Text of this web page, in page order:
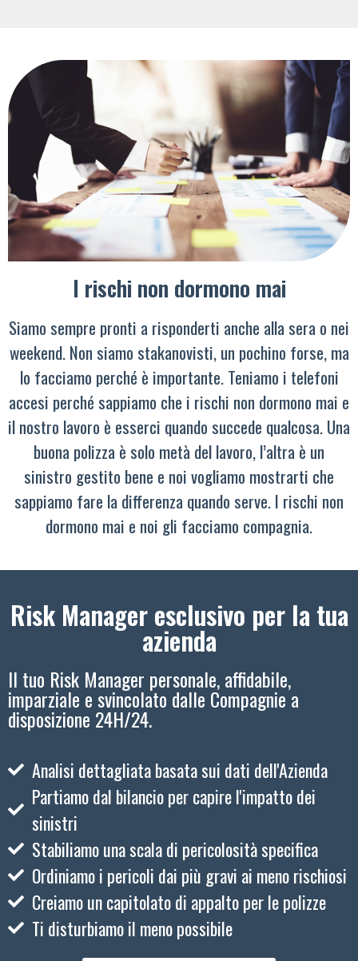
I rischi non dormono mai
Siamo sempre pronti a risponderti anche alla sera o nei
weekend. Non siamo stakanovisti, un pochino forse, ma
lo facciamo perché è importante. Teniamo i telefoni
accesi perché sappiamo che i rischi non dormono mai e
il nostro lavoro è esserci quando succede qualcosa. Una
buona polizza è solo metà del lavoro, l’altra è un
sinistro gestito bene e noi vogliamo mostrarti che
sappiamo fare la differenza quando serve. I rischi non
dormono mai e noi gli facciamo compagnia.
Risk Manager esclusivo per la tua
azienda
Il tuo Risk Manager personale, affidabile,
imparziale e svincolato dalle Compagnie a
disposizione 24H/24.
Analisi dettagliata basata sui dati dell'Azienda
Partiamo dal bilancio per capire l'impatto dei
sinistri
Stabiliamo una scala di pericolosità specifica
Ordiniamo i pericoli dai più gravi ai meno rischiosi
Creiamo un capitolato di appalto per le polizze
Ti disturbiamo il meno possibile